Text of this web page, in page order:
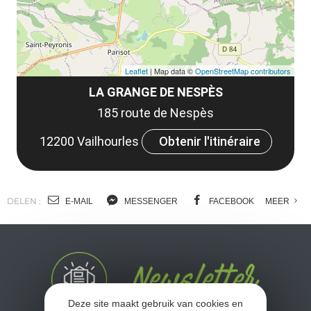
LA GRANGE DE NESPÈS
185 route de Nespès
12200 Vailhourles
Obtenir l'itinéraire
Leaflet | Map data ©OpenStreetMap contributors
DELEN : E-MAIL MESSENGER FACEBOOK MEER
Deze site maakt gebruik van cookies en